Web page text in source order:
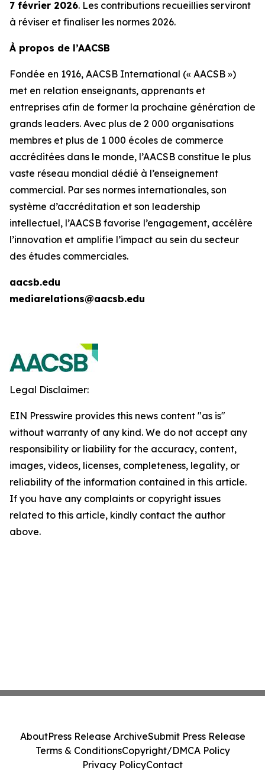
7 février 2026. Les contributions recueillies serviront
à réviser et finaliser les normes 2026.
À propos de l’AACSB
Fondée en 1916, AACSB International (« AACSB »)
met en relation enseignants, apprenants et
entreprises afin de former la prochaine génération de
grands leaders. Avec plus de 2 000 organisations
membres et plus de 1 000 écoles de commerce
accréditées dans le monde, l’AACSB constitue le plus
vaste réseau mondial dédié à l’enseignement
commercial. Par ses normes internationales, son
système d’accréditation et son leadership
intellectuel, l’AACSB favorise l’engagement, accélère
l’innovation et amplifie l’impact au sein du secteur
des études commerciales.
aacsb.edu
mediarelations@aacsb.edu
Legal Disclaimer:
EIN Presswire provides this news content "as is"
without warranty of any kind. We do not accept any
responsibility or liability for the accuracy, content,
images, videos, licenses, completeness, legality, or
reliability of the information contained in this article.
If you have any complaints or copyright issues
related to this article, kindly contact the author
above.
AboutPress Release ArchiveSubmit Press Release
Terms & ConditionsCopyright/DMCA Policy
Privacy PolicyContact